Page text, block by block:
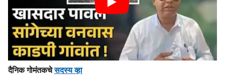
दैनिक गोमंतकचेसदस्य व्हा